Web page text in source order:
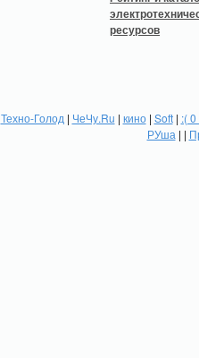
Техно-Голод | ЧеЧу.Ru | кино| Soft| :(
РУша | |